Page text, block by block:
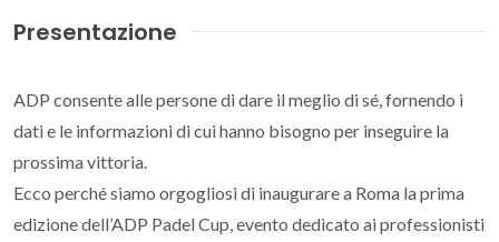
Presentazione
ADP consente alle persone di dare il meglio di sé, fornendo i
dati e le informazioni di cui hanno bisogno per inseguire la
prossima vittoria.
Ecco perché siamo orgogliosi di inaugurare a Roma la prima
edizione dell’ADP Padel Cup, evento dedicato ai professionisti